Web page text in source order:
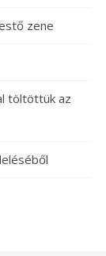
zene
töltöttük az